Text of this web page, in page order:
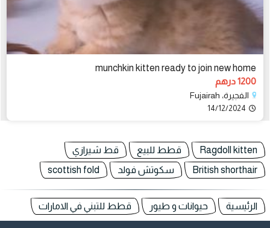
munchkin kitten ready to join new home
1200 درهم
الفجيرة، Fujairah
14/12/2024
Ragdoll kitten قطط للبيع
قط شيرازي
British shorthair
سكوتش فولد scottish fold
الرئيسية حيوانات و طيور قطط للتبني في الامارات